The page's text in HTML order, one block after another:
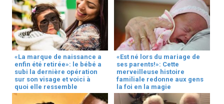
«La marque de naissance a
enfin été retirée»: le bébé a
subi la dernière opération
sur son visage et voici à
quoi elle ressemble
«Est né lors du mariage de
ses parents!»: Cette
merveilleuse histoire
familiale redonne aux gens
la foi en la magie